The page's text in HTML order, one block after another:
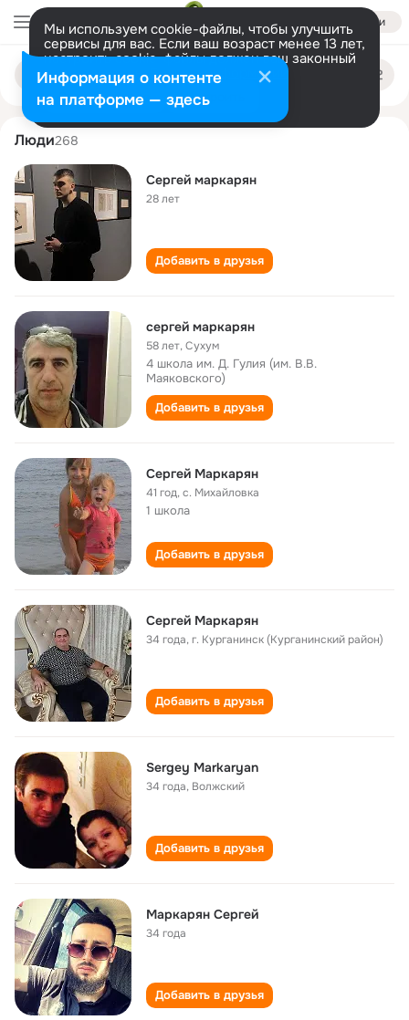
Войти
Мы используем cookie-файлы, чтобы улучшить
сервисы для вас. Если ваш возраст менее 13 лет,
настроить cookie-файлы должен ваш законный
представитель. Больше информации
Разрешить все Настроить
Поиск
людям
sergey markaryan
Люди268
Сергей маркарян
28 лет
Добавить в друзья
сергей маркарян
58 лет,Сухум
4 школа им. Д. Гулия (им. В.В.
Маяковского)
Добавить в друзья
Сергей Маркарян
41 год,с. Михайловка
1 школа
Добавить в друзья
Сергей Маркарян
34 года,г. Курганинск (Курганинский район)
Добавить в друзья
Sergey Markaryan
34 года, Волжский
Добавить в друзья
Маркарян Сергей
34 года
Добавить в друзья
Информация о контенте
на платформе — здесь